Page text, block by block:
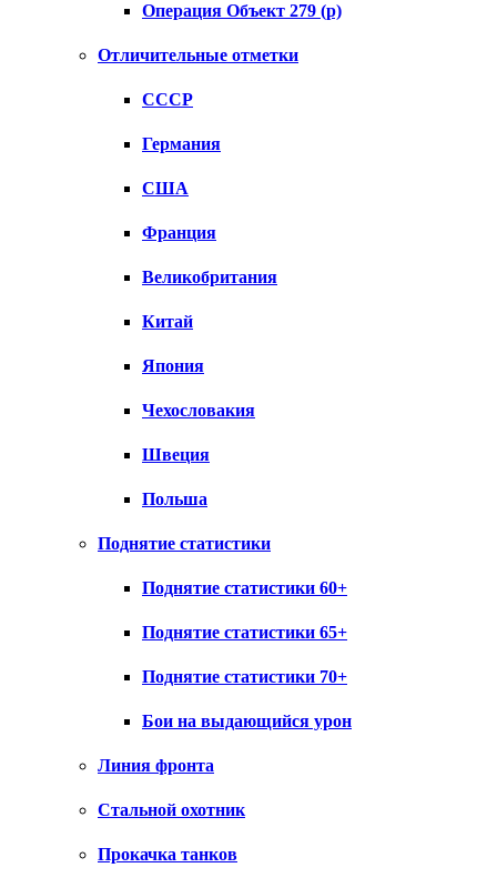
Операция Объект 279 (р)
Отличительные отметки
СССР
Германия
США
Франция
Великобритания
Китай
Япония
Чехословакия
Швеция
Польша
Поднятие статистики
Поднятие статистики 60+
Поднятие статистики 65+
Поднятие статистики 70+
Бои на выдающийся урон
Линия фронта
Стальной охотник
Прокачка танков